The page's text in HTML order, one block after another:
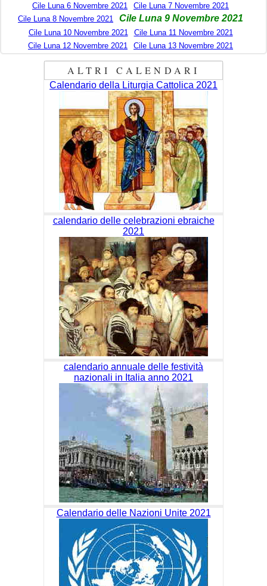
Cile Luna 6 Novembre 2021
Cile Luna 7 Novembre 2021
Cile Luna 8 Novembre 2021
Cile Luna 9 Novembre 2021
Cile Luna 10 Novembre 2021
Cile Luna 11 Novembre 2021
Cile Luna 12 Novembre 2021
Cile Luna 13 Novembre 2021
ALTRI CALENDARI
Calendario della Liturgia Cattolica 2021
calendario delle celebrazioni ebraiche
2021
calendario annuale delle festività
nazionali in Italia anno 2021
Calendario delle Nazioni Unite 2021